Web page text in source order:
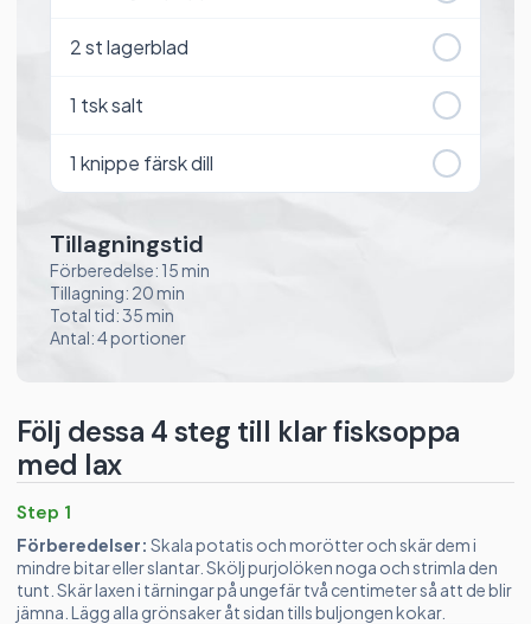
Följ dessa 4 steg till klar fisksoppa
med lax
Step 1
Förberedelser: Skala potatis och morötter och skär dem i
mindre bitar eller slantar. Skölj purjolöken noga och strimla den
tunt. Skär laxen i tärningar på ungefär två centimeter så att de blir
jämna. Lägg alla grönsaker åt sidan tills buljongen kokar.
2st lagerblad
1 tsk salt
1 knippe färsk dill
Tillagningstid
Förberedelse: 15 min
Tillagning: 20 min
Total tid: 35 min
Antal: 4 portioner